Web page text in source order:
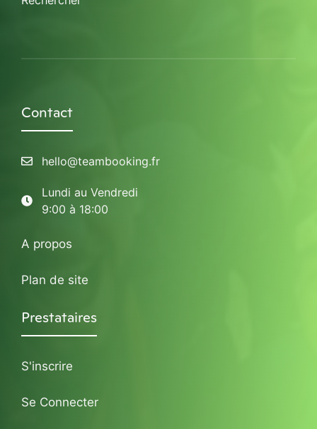
Contact
hello@teambooking.fr
Lundi au Vendredi
9:00 à 18:00
A propos
Plan de site
Prestataires
S'inscrire
Se Connecter